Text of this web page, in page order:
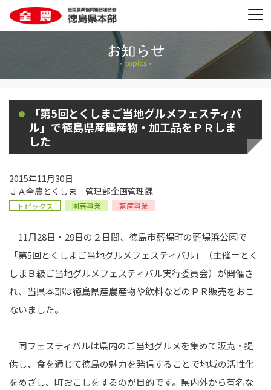
「第5回とくしまご当地グルメフェスティバ
ル」で徳島県産農産物・加工品をＰＲしま
した
2015年11月30日
ＪＡ全農とくしま 管理部企画管理課
トピックス 園芸事業 畜産事業
11月28日・29日の２日間、徳島市藍場町の藍場浜公園で
「第5回とくしまご当地グルメフェスティバル」（主催＝とく
しまＢ級ご当地グルメフェスティバル実行委員会）が開催さ
れ、当県本部は徳島県産農産物や飲料などのＰＲ販売をおこ
ないました。
同フェスティバルは県内のご当地グルメを集めて販売・提
供し、食を通じて徳島の魅力を発信することで地域の活性化
をめざし、町おこしをするのが目的です。県内外から有名な